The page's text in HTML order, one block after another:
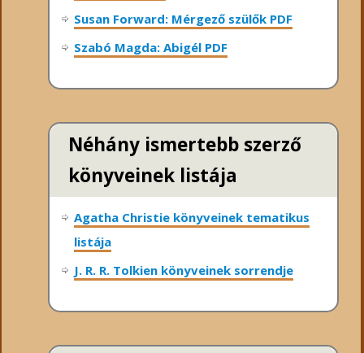
Susan Forward: Mérgező szülők PDF
Szabó Magda: Abigél PDF
Néhány ismertebb szerző
könyveinek listája
Agatha Christie könyveinek tematikus
listája
J. R. R. Tolkien könyveinek sorrendje